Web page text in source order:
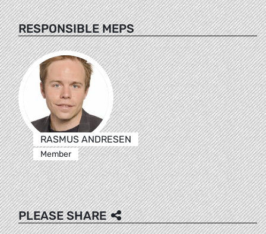
RESPONSIBLE MEPS
RASMUS ANDRESEN
Member
PLEASE SHARE